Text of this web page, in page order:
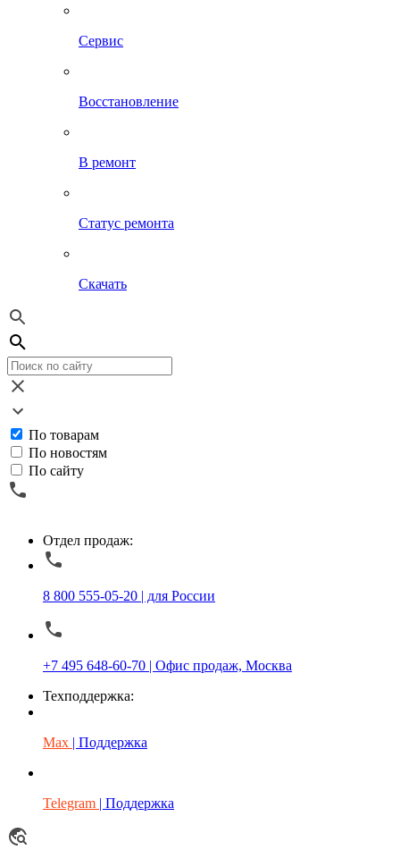
Сервис
Восстановление
В ремонт
Статус ремонта
Скачать
По товарам
По новостям
По сайту
Отдел продаж:
8 800 555-05-20 | для России
+7 495 648-60-70 | Офис продаж, Москва
Техподдержка:
Max | Поддержка
Telegram | Поддержка